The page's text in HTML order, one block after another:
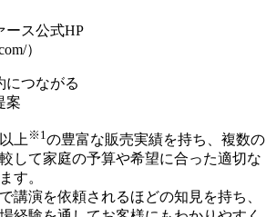
ース公式HP
）
につながる
案
上 ※1 の豊富な販売実績を持ち、複数の
して家庭の予算や希望に合った適切な
す。
講演を依頼されるほどの知見を持ち、